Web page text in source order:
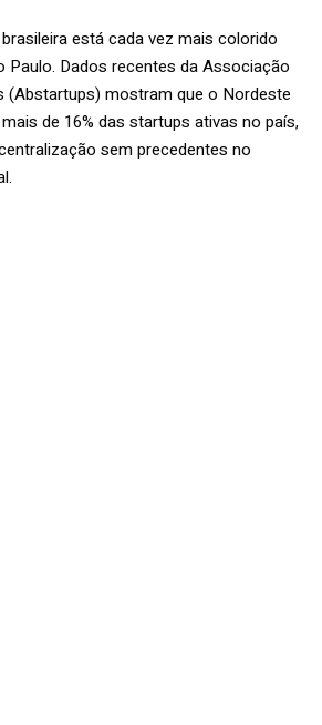
está cada vez mais colorido
Paulo. Dados recentes da Associação
(Abstartups) mostram que o Nordeste
de 16% das startups ativas no país,
sem precedentes no